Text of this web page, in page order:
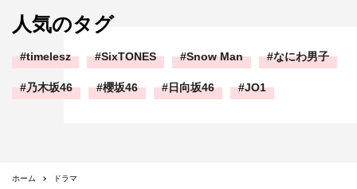
人気のタグ
timelesz SixTONES Snow Man なにわ男子
乃木坂46 櫻坂46 日向坂46 JO1
ホーム
ドラマ